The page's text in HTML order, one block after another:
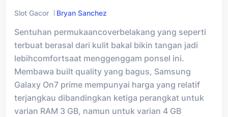
Slot Gacor Bryan Sanchez
Sentuhan permukaancoverbelakang yang seperti
terbuat berasal dari kulit bakal bikin tangan jadi
lebihcomfortsaat menggenggam ponsel ini.
Membawa built quality yang bagus, Samsung
Galaxy On7 prime mempunyai harga yang relatif
terjangkau dibandingkan ketiga perangkat untuk
varian RAM 3 GB, namun untuk varian 4 GB